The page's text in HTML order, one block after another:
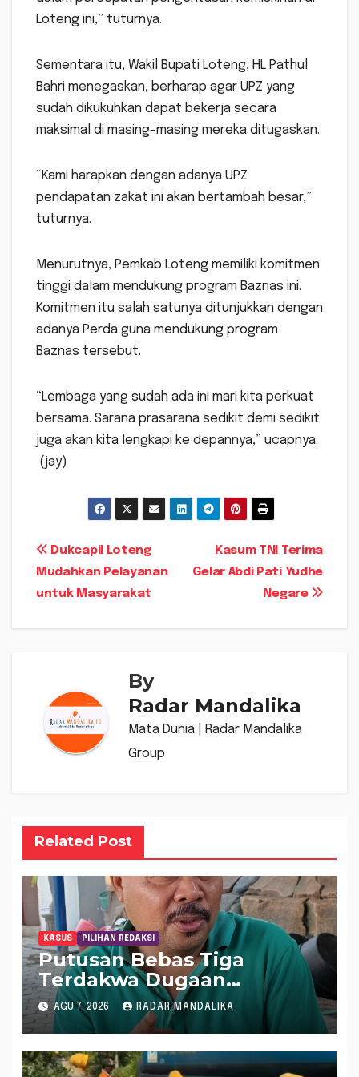
Loteng ini,” tuturnya.
Sementara itu, Wakil Bupati Loteng, HL Pathul
Bahri menegaskan, berharap agar UPZ yang
sudah dikukuhkan dapat bekerja secara
maksimal di masing-masing mereka ditugaskan.
“Kami harapkan dengan adanya UPZ
pendapatan zakat ini akan bertambah besar,”
tuturnya.
Menurutnya, Pemkab Loteng memiliki komitmen
tinggi dalam mendukung program Baznas ini.
Komitmen itu salah satunya ditunjukkan dengan
adanya Perda guna mendukung program
Baznas tersebut.
“Lembaga yang sudah ada ini mari kita perkuat
bersama. Sarana prasarana sedikit demi sedikit
juga akan kita lengkapi ke depannya,” ucapnya.
(jay)
Navigasi
pos
Kasum TNI Terima
Gelar Abdi Pati Yudhe
Negare
Dukcapil Loteng
Mudahkan Pelayanan
untuk Masyarakat
By
Radar Mandalika
Mata Dunia | Radar Mandalika
Group
Related Post
KASUS PILIHAN REDAKSI
Putusan Bebas Tiga
Terdakwa Dugaan
Gratifikasi Dana “Siluman”
DPRD NTB, Najamudin
Sebut Putusan Hakim
Aneh dan Ganjil, Bakal
AGU 7, 2026 RADAR MANDALIKA